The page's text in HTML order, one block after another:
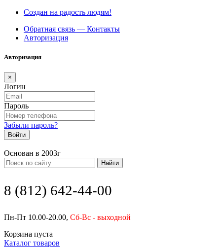
Создан на радость людям!
Обратная связь — Контакты
Авторизация
Авторизация
×
Логин
Пароль
Забыли пароль?
Войти
Основан в 2003г
Найти
8 (812) 642-44-00
Пн-Пт 10.00-20.00, Сб-Вс - выходной
Корзина пуста
Каталог товаров